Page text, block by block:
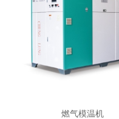
燃气模温机